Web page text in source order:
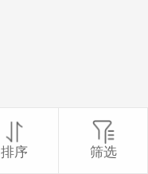
排序 筛选